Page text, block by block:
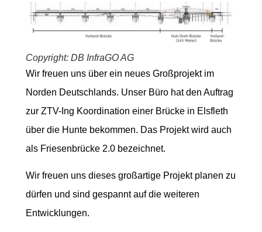
Copyright: DB InfraGO AG
Wir freuen uns über ein neues Großprojekt im
Norden Deutschlands. Unser Büro hat den Auftrag
zur ZTV-Ing Koordination einer Brücke in Elsfleth
über die Hunte bekommen. Das Projekt wird auch
als Friesenbrücke 2.0 bezeichnet.
Wir freuen uns dieses großartige Projekt planen zu
dürfen und sind gespannt auf die weiteren
Entwicklungen.